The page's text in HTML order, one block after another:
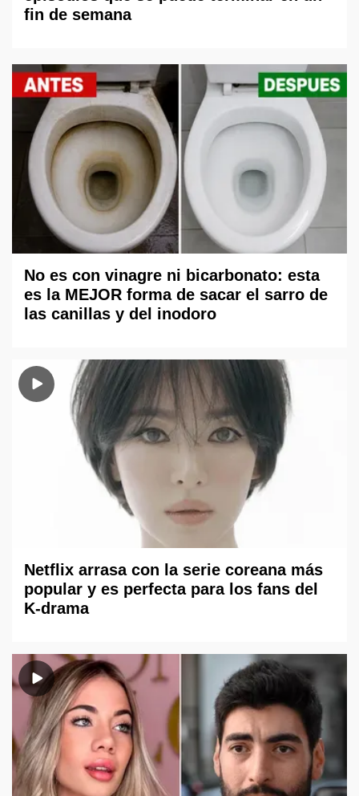
fin de semana
No es con vinagre ni bicarbonato: esta
es la MEJOR forma de sacar el sarro de
las canillas y del inodoro
Netflix arrasa con la serie coreana más
popular y es perfecta para los fans del
K-drama